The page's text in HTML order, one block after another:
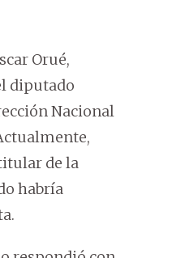
Orué,
diputado
Nacional
de la
habría